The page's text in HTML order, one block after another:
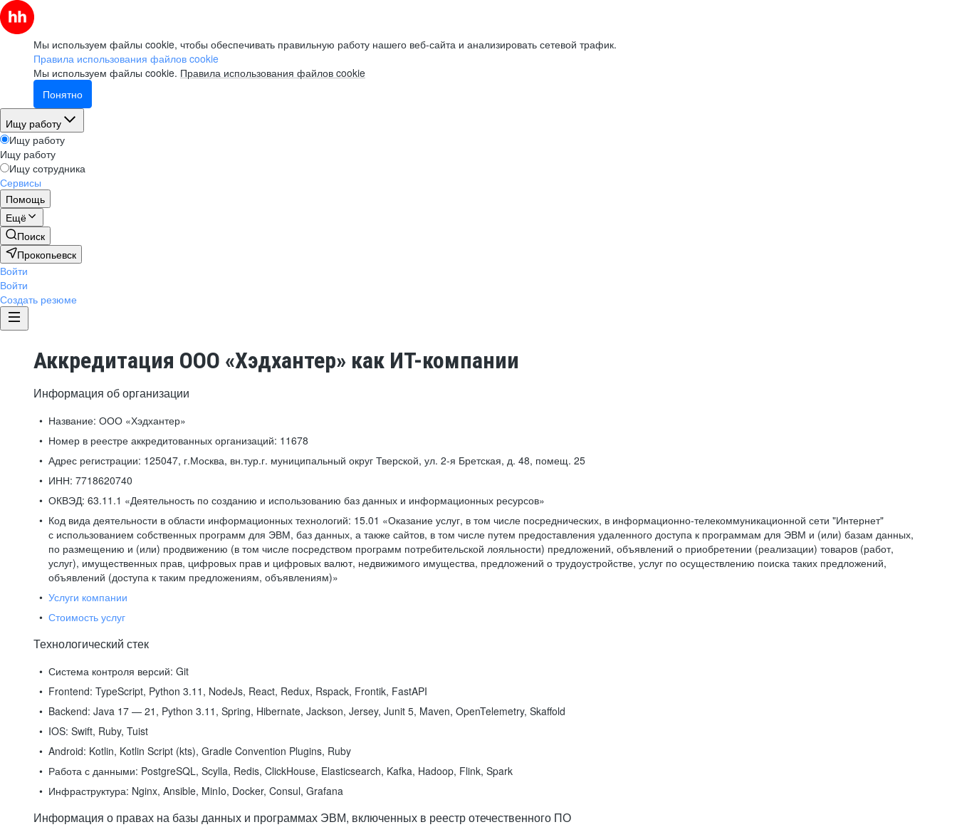
Мы используем файлы cookie, чтобы обеспечивать правильную работу нашего веб-сайта и анализировать сетевой трафик.
Правила использования файлов cookie
Мы используем файлы cookie. Правила использования файлов cookie
Понятно
Ищу работу
Ищу работу
Ищу работу
Ищу сотрудника
Сервисы
Помощь
Ещё
Поиск
Прокопьевск
Войти
Войти
Создать резюме
Аккредитация ООО «Хэдхантер» как ИТ-компании
Информация об организации
Название: ООО «Хэдхантер»
Номер в реестре аккредитованных организаций: 11678
Адрес регистрации: 125047, г.Москва, вн.тур.г. муниципальный округ Тверской, ул. 2-я Бретская, д. 48, помещ. 25
ИНН: 7718620740
ОКВЭД: 63.11.1 «Деятельность по созданию и использованию баз данных и информационных ресурсов»
Код вида деятельности в области информационных технологий: 15.01 «Оказание услуг, в том числе посреднических, в информационно-телекоммуникационной сети "Интернет"
с использованием собственных программ для ЭВМ, баз данных, а также сайтов, в том числе путем предоставления удаленного доступа к программам для ЭВМ и (или) базам данных,
по размещению и (или) продвижению (в том числе посредством программ потребительской лояльности) предложений, объявлений о приобретении (реализации) товаров (работ,
услуг), имущественных прав, цифровых прав и цифровых валют, недвижимого имущества, предложений о трудоустройстве, услуг по осуществлению поиска таких предложений,
объявлений (доступа к таким предложениям, объявлениям)»
Услуги компании
Стоимость услуг
Технологический стек
Система контроля версий: Git
Frontend: TypeScript, Python 3.11, NodeJs, React, Redux, Rspack, Frontik, FastAPI
Backend: Java 17 — 21, Python 3.11, Spring, Hibernate, Jackson, Jersey, Junit 5, Maven, OpenTelemetry, Skaffold
IOS: Swift, Ruby, Tuist
Android: Kotlin, Kotlin Script (kts), Gradle Convention Plugins, Ruby
Работа с данными: PostgreSQL, Scylla, Redis, ClickHouse, Elasticsearch, Kafka, Hadoop, Flink, Spark
Инфраструктура: Nginx, Ansible, MinIo, Docker, Consul, Grafana
Информация о правах на базы данных и программах ЭВМ, включенных в реестр отечественного ПО